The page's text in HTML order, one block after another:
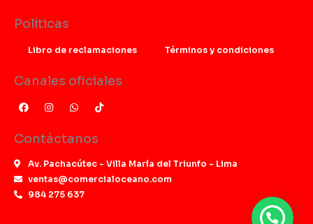
Políticas
Libro de reclamaciones Términos y condiciones
Canales oficiales
F
a
b
o
k
I
n
t
a
r
a
m
W
h
s
p
p
T
i
Contáctanos
Av. Pachacútec - Villa María del Triunfo - Lima
ventas@comercialoceano.com
984 275 637